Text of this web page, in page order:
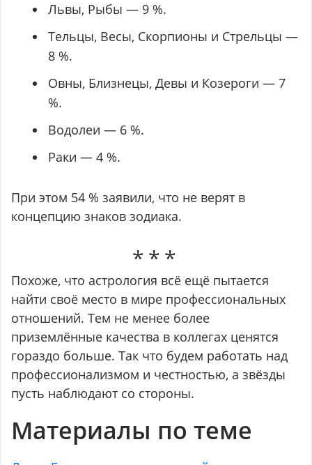
Львы, Рыбы — 9 %.
Тельцы, Весы, Скорпионы и Стрельцы —
8 %.
Овны, Близнецы, Девы и Козероги — 7
%.
Водолеи — 6 %.
Раки — 4 %.
При этом 54 % заявили, что не верят в
концепцию знаков зодиака.
Похоже, что астрология всё ещё пытается
найти своё место в мире профессиональных
отношений. Тем не менее более
приземлённые качества в коллегах ценятся
гораздо больше. Так что будем работать над
профессионализмом и честностью, а звёзды
пусть наблюдают со стороны.
Материалы по теме